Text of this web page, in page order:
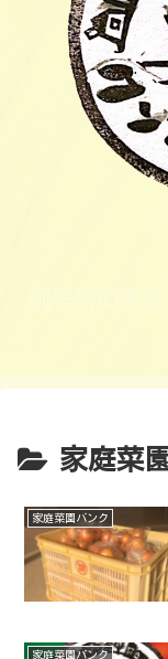
家庭菜
家庭菜園バンク
家庭菜園バンク